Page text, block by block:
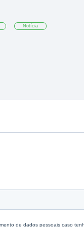
Notícia